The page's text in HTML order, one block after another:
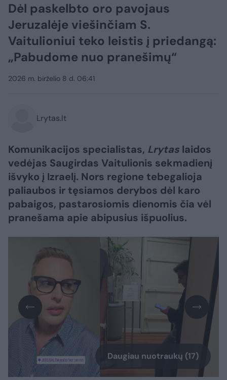
Dėl paskelbto oro pavojaus
Jeruzalėje viešinčiam S.
Vaitulioniui teko leistis į priedangą:
„Pabudome nuo pranešimų“
2026 m. birželio 8 d. 06:41
Lrytas.lt
Komunikacijos specialistas, Lrytas laidos
vedėjas Saugirdas Vaitulionis sekmadienį
išvyko į Izraelį. Nors regione tebegalioja
paliaubos ir tęsiamos derybos dėl karo
pabaigos, pastarosiomis dienomis čia vėl
pranešama apie abipusius išpuolius.
Daugiau nuotraukų (17)